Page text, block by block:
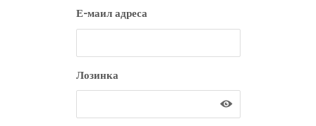
Е-маил адреса
Лозинка